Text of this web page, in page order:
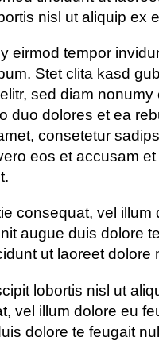
nisl ut aliquip ex
tempor
Stet clita kasd
sed diam
duo dolores et ea
consetetur
eos et accusam
consequat, vel
augue duis dolore
ut laoreet dolore
lobortis nisl ut
vel illum dolore eu
dolore te feugait